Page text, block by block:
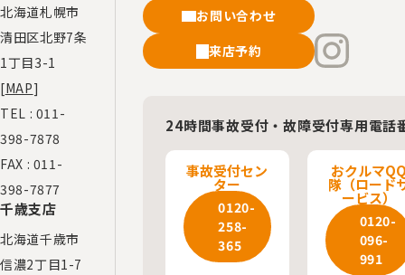
北海道札幌市
清田区北野7条
1丁目3-1
[MAP]
TEL : 011-
398-7878
FAX : 011-
398-7877
千歳支店
北海道千歳市
信濃2丁目1-7
お問い合わせ
来店予約
24時間事故受付・故障受付専用電話
事故受付セン
ター
0120-
258-
365
おクルマ
隊（ロード
ービス）
0120-
096-
991